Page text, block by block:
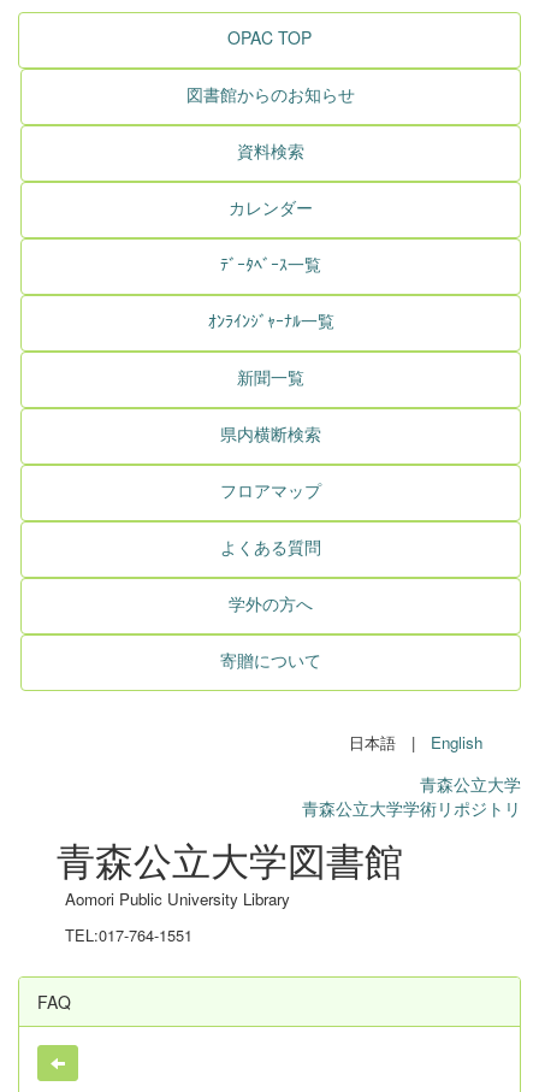
OPAC TOP
図書館からのお知らせ
資料検索
カレンダー
ﾃﾞｰﾀﾍﾞｰｽ一覧
ｵﾝﾗｲﾝｼﾞｬｰﾅﾙ一覧
新聞一覧
県内横断検索
フロアマップ
よくある質問
学外の方へ
寄贈について
日本語 | English
青森公立大学
青森公立大学学術リポジトリ
青森公立大学図書館
Aomori Public University Library
TEL:017-764-1551
FAQ